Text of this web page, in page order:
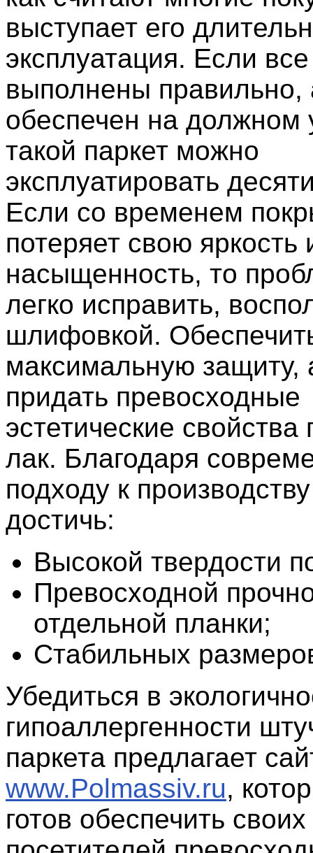
выступает его
эксплуатация. Если
выполнены правильно,
обеспечен на должном
такой паркет можно
эксплуатировать
Если со временем
потеряет свою яркость
насыщенность, то
легко исправить,
шлифовкой.
максимальную защиту,
придать превосходные
эстетические свойства
лак. Благодаря
подходу к
достичь:
Высокой твердости
Превосходной
отдельной планки;
Стабильных
Убедиться в
гипоаллергенности
паркета предлагает
www.Polmassiv.ru,
готов обеспечить своих